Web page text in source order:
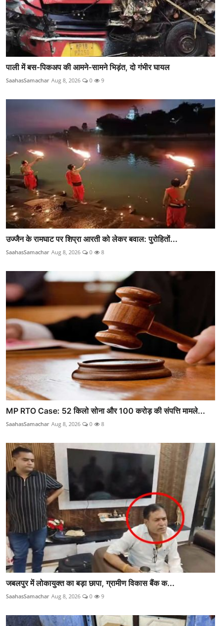
पाली में बस-पिकअप की आमने-सामने भिड़ंत, दो गंभीर घायल
SaahasSamachar Aug 8, 2026 0 9
उज्जैन के रामघाट पर शिप्रा आरती को लेकर बवाल: पुरोहितों...
SaahasSamachar Aug 8, 2026 0 8
MP RTO Case: 52 किलो सोना और 100 करोड़ की संपत्ति मामले...
SaahasSamachar Aug 8, 2026 0 8
जबलपुर में लोकायुक्त का बड़ा छापा, ग्रामीण विकास बैंक क...
SaahasSamachar Aug 8, 2026 0 9